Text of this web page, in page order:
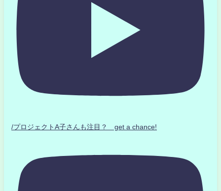
/プロジェクトA子さんも注目？ get a chance!